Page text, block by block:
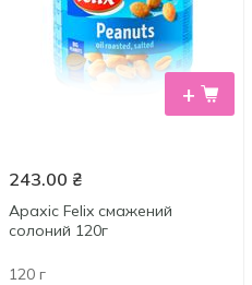
+
243.00 ₴
Арахіс Felix смажений
солоний 120г
120 г